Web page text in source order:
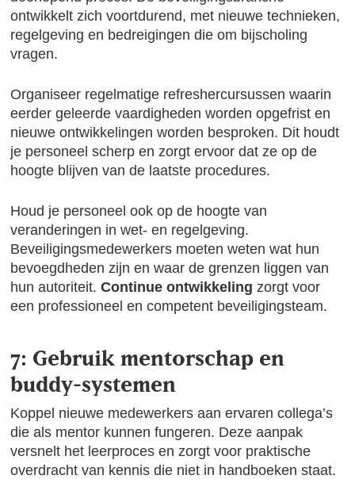
ontwikkelt zich voortdurend, met nieuwe technieken,
regelgeving en bedreigingen die om bijscholing
vragen.
Organiseer regelmatige refreshercursussen waarin
eerder geleerde vaardigheden worden opgefrist en
nieuwe ontwikkelingen worden besproken. Dit houdt
je personeel scherp en zorgt ervoor dat ze op de
hoogte blijven van de laatste procedures.
Houd je personeel ook op de hoogte van
veranderingen in wet- en regelgeving.
Beveiligingsmedewerkers moeten weten wat hun
bevoegdheden zijn en waar de grenzen liggen van
hun autoriteit.Continue ontwikkeling zorgt voor
een professioneel en competent beveiligingsteam.
7: Gebruik mentorschap en
buddy-systemen
Koppel nieuwe medewerkers aan ervaren collega’s
die als mentor kunnen fungeren. Deze aanpak
versnelt het leerproces en zorgt voor praktische
overdracht van kennis die niet in handboeken staat.